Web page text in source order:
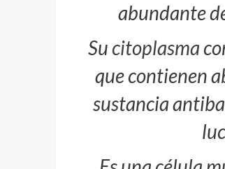
abundante
Sucitoplasma
que contienen
sustancia